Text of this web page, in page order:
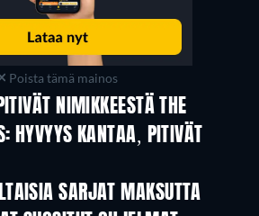
Poista tämä mainos
NIMIKKEESTÄ THE
HYVYYS KANTAA, PITIVÄT
SARJAT MAKSUTTA
TV